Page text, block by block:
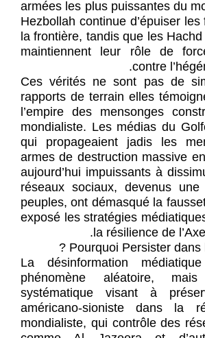
armées les plus puissantes du
Hezbollah continue d’épuiser
la frontière, tandis que les
maintiennent leur rôle de
contre
Ces vérités ne sont pas de
rapports de terrain elles
l’empire des mensonges
mondialiste. Les médias du
qui propageaient jadis les
armes de destruction massive
aujourd’hui impuissants à
réseaux sociaux, devenus
peuples, ont démasqué la
exposé les stratégies
la résilience de
Pourquoi Persister dans
La désinformation
phénomène aléatoire,
systématique visant à
américano-sioniste dans la
mondialiste, qui contrôle des